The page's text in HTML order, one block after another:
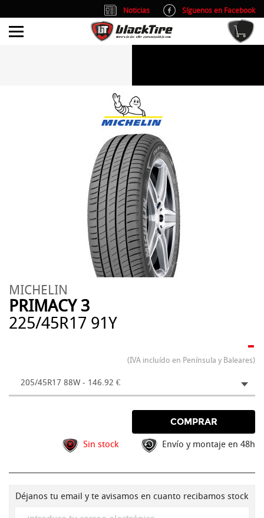
MICHELIN
PRIMACY 3
225/45R17 91Y
-
(IVA incluído en Península y Baleares)
205/45R17 88W - 146.92 €
COMPRAR
Sin stock Envío y montaje en 48h
Déjanos tu email y te avisamos en cuanto recibamos stock
Noticias
Síguenos en Facebook
info@blacktire.es
Atención al cliente: L/V 9:00-14:00 y 15:00-19:00